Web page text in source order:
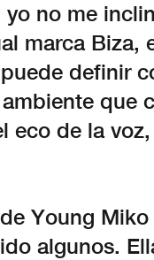
no me
marca Biza,
definir
que
eco de la
Young
algunos.